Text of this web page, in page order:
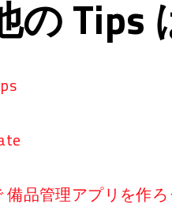
の Tips
備品管理アプリを作ろ